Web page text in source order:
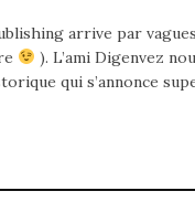
arrive par
). L’ami Digenvez
qui s’annonce